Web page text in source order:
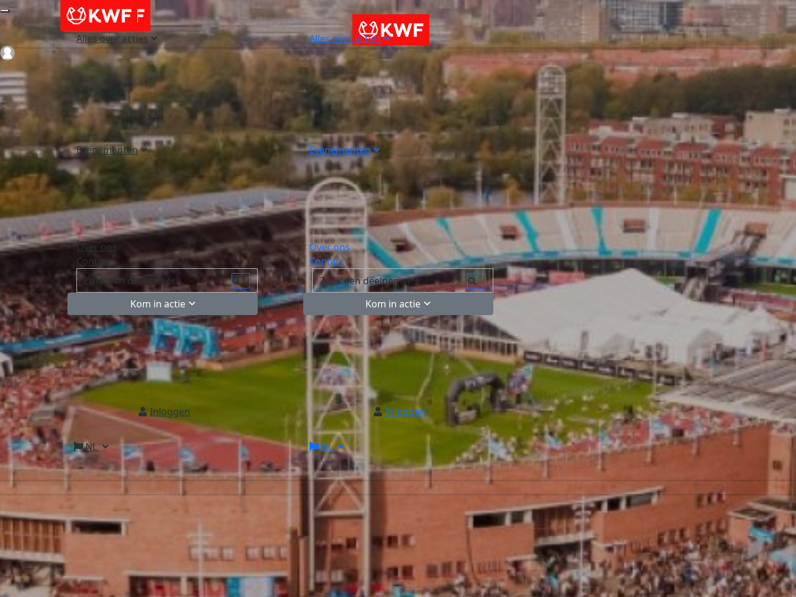
Alles over acties
Evenementen
Over ons
Contact
Kom in actie
Inloggen
NL
Alles over acties
Evenementen
Over ons
Contact
Kom in actie
Inloggen
NL
Login